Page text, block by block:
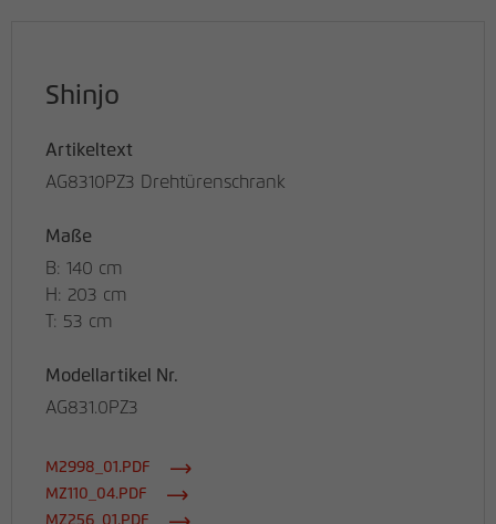
Shinjo
Artikeltext
AG8310PZ3 Drehtürenschrank
Maße
B: 140 cm
H: 203 cm
T: 53 cm
Modellartikel Nr.
AG831.0PZ3
M2998_01.PDF
MZ110_04.PDF